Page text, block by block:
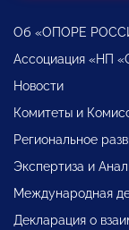
Об «ОПОРЕ
Ассоциация «НП
Новости
Комитеты и
Региональное
Экспертиза и
Международная
Декларация о